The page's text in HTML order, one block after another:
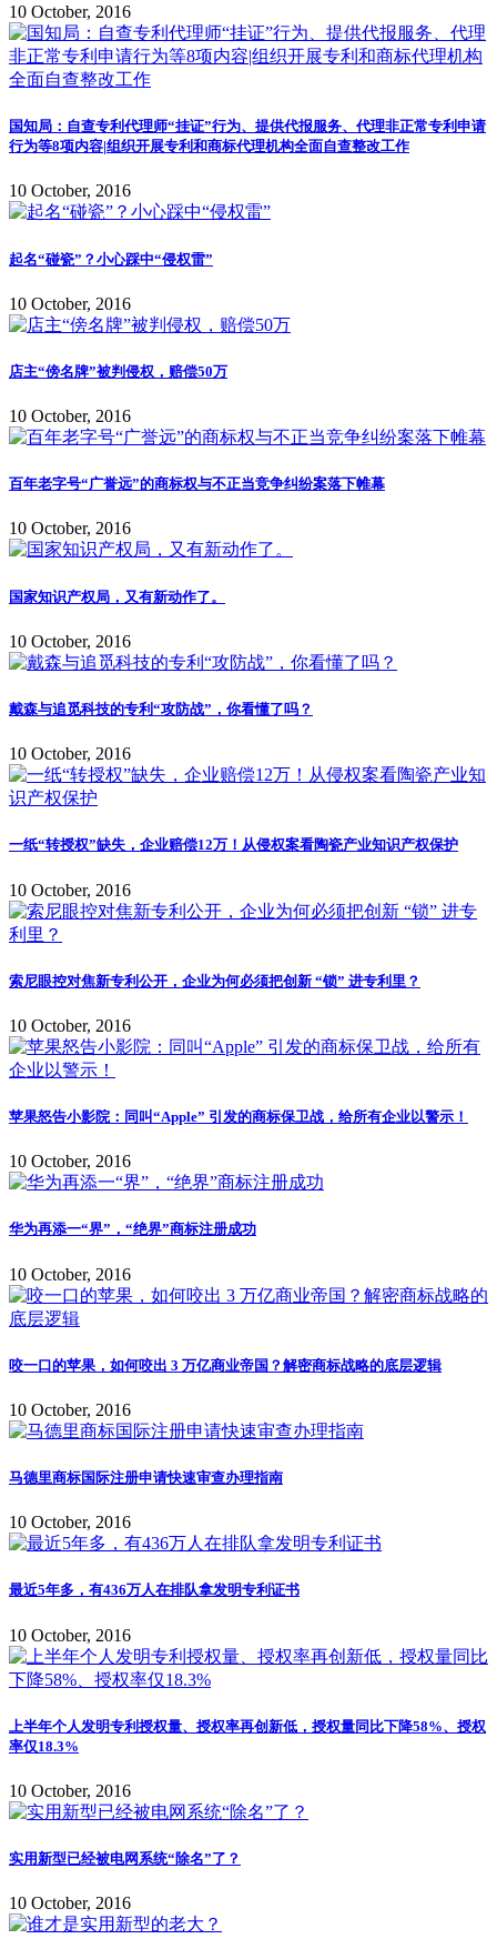
10 October, 2016
国知局：自查专利代理师“挂证”行为、提供代报服务、代理非正常专利申请
行为等8项内容|组织开展专利和商标代理机构全面自查整改工作
10 October, 2016
起名“碰瓷”？小心踩中“侵权雷”
10 October, 2016
店主“傍名牌”被判侵权，赔偿50万
10 October, 2016
百年老字号“广誉远”的商标权与不正当竞争纠纷案落下帷幕
10 October, 2016
国家知识产权局，又有新动作了。
10 October, 2016
戴森与追觅科技的专利“攻防战”，你看懂了吗？
10 October, 2016
一纸“转授权”缺失，企业赔偿12万！从侵权案看陶瓷产业知识产权保护
10 October, 2016
索尼眼控对焦新专利公开，企业为何必须把创新 “锁” 进专利里？
10 October, 2016
苹果怒告小影院：同叫“Apple” 引发的商标保卫战，给所有企业以警示！
10 October, 2016
华为再添一“界”，“绝界”商标注册成功
10 October, 2016
咬一口的苹果，如何咬出 3 万亿商业帝国？解密商标战略的底层逻辑
10 October, 2016
马德里商标国际注册申请快速审查办理指南
10 October, 2016
最近5年多，有436万人在排队拿发明专利证书
10 October, 2016
上半年个人发明专利授权量、授权率再创新低，授权量同比下降58%、授权
率仅18.3%
10 October, 2016
实用新型已经被电网系统“除名”了？
10 October, 2016